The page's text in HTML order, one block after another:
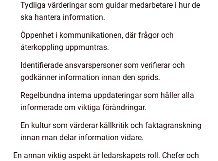
Tydliga värderingar som guidar medarbetare i hur de
ska hantera information.
Öppenhet i kommunikationen, där frågor och
återkoppling uppmuntras.
Identifierade ansvarspersoner som verifierar och
godkänner information innan den sprids.
Regelbundna interna uppdateringar som håller alla
informerade om viktiga förändringar.
En kultur som värderar källkritik och faktagranskning
innan man delar information vidare.
En annan viktig aspekt är ledarskapets roll. Chefer och